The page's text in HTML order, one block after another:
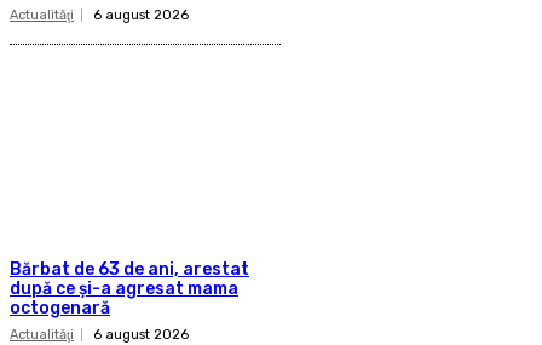
Actualităţi 6 august 2026
Bărbat de 63 de ani, arestat
după ce și-a agresat mama
octogenară
Actualităţi 6 august 2026